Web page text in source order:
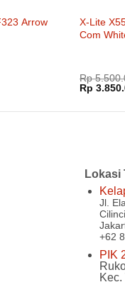
Arrow
X-Lite
Com
Rp
Harga
aslinya
Rp
Lokasi
Jl.
+62
PIK